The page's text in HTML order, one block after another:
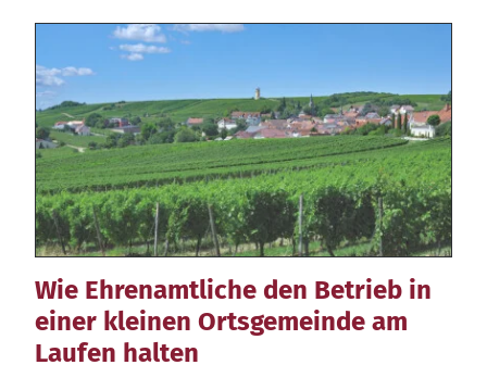
Wie Ehrenamtliche den Betrieb in
einer kleinen Ortsgemeinde am
Laufen halten